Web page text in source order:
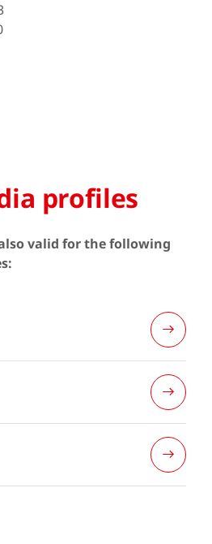
profiles
valid for the following